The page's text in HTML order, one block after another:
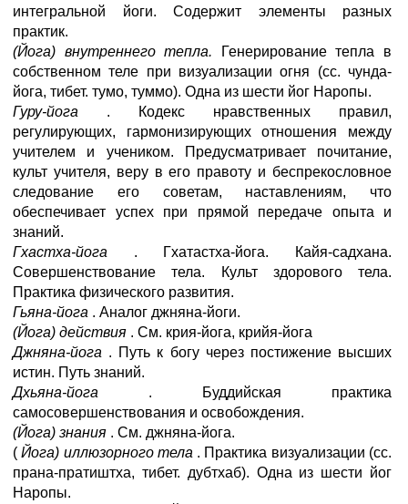
интегральной йоги. Содержит элементы разных
практик.
(Йога) внутреннего тепла.
Генерирование тепла в
собственном теле при визуализации огня (сс. чунда-
йога, тибет. тумо, туммо). Одна из шести йог Наропы.
Гуру-йога . Кодекс нравственных правил,
регулирующих, гармонизирующих отношения между
учителем и учеником. Предусматривает почитание,
культ учителя, веру в его правоту и беспрекословное
следование его советам, наставлениям, что
обеспечивает успех при прямой передаче опыта и
знаний.
Гхастха-йога . Гхатастха-йога. Кайя-садхана.
Совершенствование тела. Культ здорового тела.
Практика физического развития.
Гьяна-йога . Аналог джняна-йоги.
(Йога) действия . См. крия-йога, крийя-йога
Джняна-йога . Путь к богу через постижение высших
истин. Путь знаний.
Дхьяна-йога . Буддийская практика
самосовершенствования и освобождения.
(Йога) знания . См. джняна-йога.
(Йога) иллюзорного тела . Практика визуализации (сс.
прана-пратиштха, тибет. дубтхаб). Одна из шести йог
Наропы.